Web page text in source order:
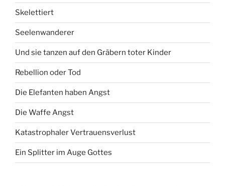
Skelettiert
Seelenwanderer
Und sie tanzen auf den Gräbern toter Kinder
Rebellion oder Tod
Die Elefanten haben Angst
Die Waffe Angst
Katastrophaler Vertrauensverlust
Ein Splitter im Auge Gottes